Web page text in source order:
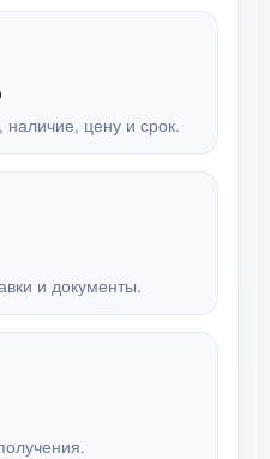
цену и срок.
и документы.